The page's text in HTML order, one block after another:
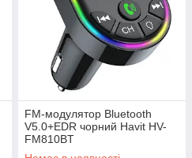
FM-модулятор Bluetooth
V5.0+EDR чорний Havit HV-
FM810BT